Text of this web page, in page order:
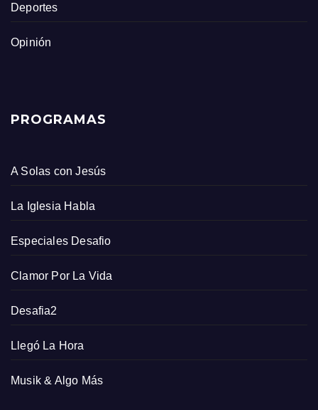
Deportes
Opinión
PROGRAMAS
A Solas con Jesús
La Iglesia Habla
Especiales Desafio
Clamor Por La Vida
Desafia2
Llegó La Hora
Musik & Algo Más